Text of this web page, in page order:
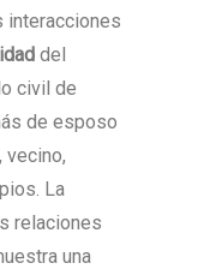
interacciones
del
civil de
de esposo
vecino,
La
relaciones
una